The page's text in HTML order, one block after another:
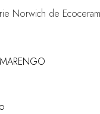
Norwich de